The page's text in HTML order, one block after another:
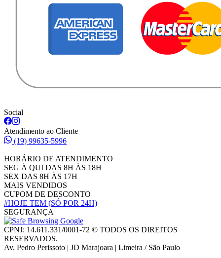
Social
Atendimento ao Cliente
(19) 99635-5996
HORÁRIO DE ATENDIMENTO
SEG À QUI DAS 8H ÀS 18H
SEX DAS 8H ÀS 17H
MAIS VENDIDOS
CUPOM DE DESCONTO
#HOJE TEM (SÓ POR 24H)
SEGURANÇA
CPNJ: 14.611.331/0001-72 © TODOS OS DIREITOS
RESERVADOS.
Av. Pedro Perissoto | JD Marajoara | Limeira / São Paulo